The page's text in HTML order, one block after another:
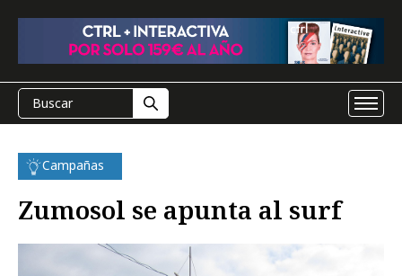
Campañas
Zumosol se apunta al surf